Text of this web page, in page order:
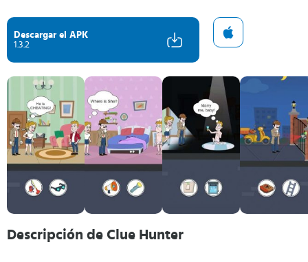
Descargar el APK
1.3.2
Descripción de Clue Hunter